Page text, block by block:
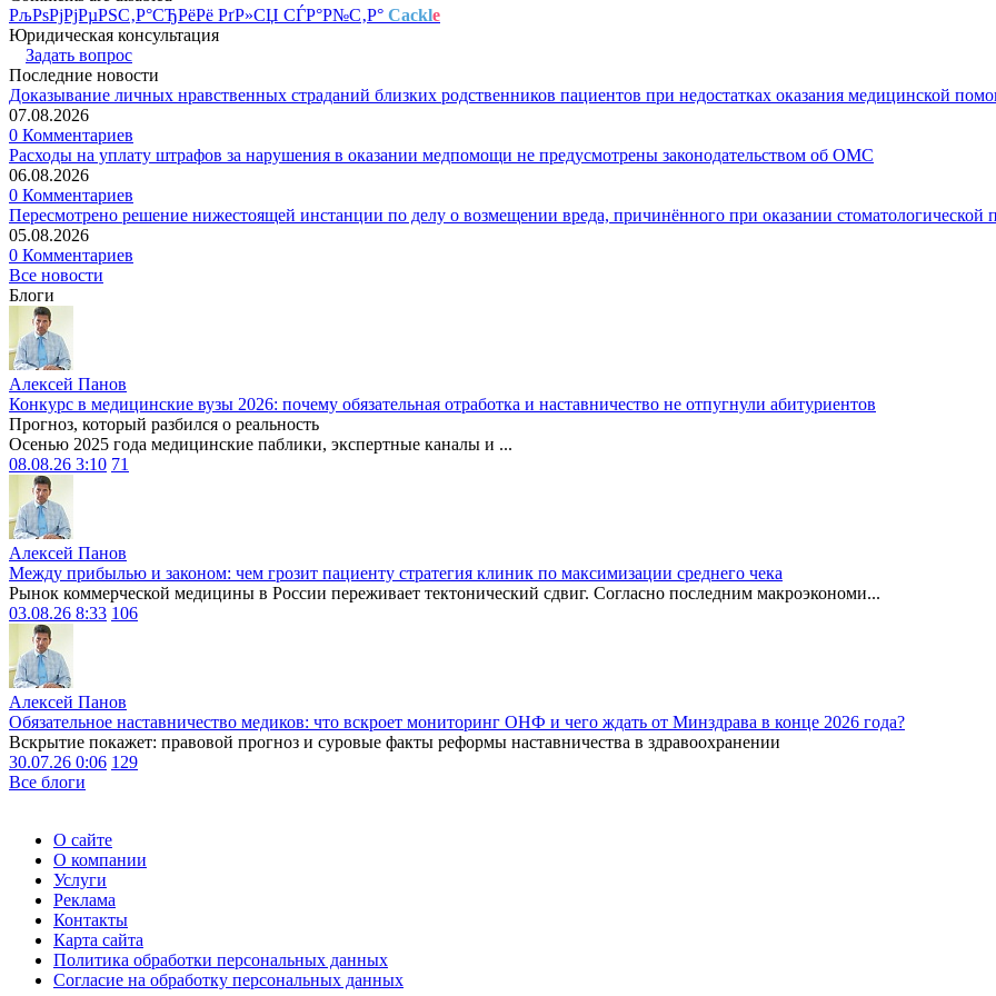
РљРѕРјРјРµРЅС‚Р°СЂРёРё РґР»СЏ СЃР°Р№С‚Р° Cackle
Юридическая консультация
Задать вопрос
Последние новости
Доказывание личных нравственных страданий близких родственников пациентов при недостатках оказания медицинской
07.08.2026
0 Комментариев
Расходы на уплату штрафов за нарушения в оказании медпомощи не предусмотрены законодательством об ОМС
06.08.2026
0 Комментариев
Пересмотрено решение нижестоящей инстанции по делу о возмещении вреда, причинённого при оказании стоматологической
05.08.2026
0 Комментариев
Все новости
Блоги
Алексей Панов
Конкурс в медицинские вузы 2026: почему обязательная отработка и наставничество не отпугнули абитуриентов
Прогноз, который разбился о реальность
Осенью 2025 года медицинские паблики, экспертные каналы и ...
08.08.26 3:10 71
Алексей Панов
Между прибылью и законом: чем грозит пациенту стратегия клиник по максимизации среднего чека
Рынок коммерческой медицины в России переживает тектонический сдвиг. Согласно последним макроэкономи...
03.08.26 8:33 106
Алексей Панов
Обязательное наставничество медиков: что вскроет мониторинг ОНФ и чего ждать от Минздрава в конце 2026 года?
Вскрытие покажет: правовой прогноз и суровые факты реформы наставничества в здравоохранении
30.07.26 0:06 129
Все блоги
О сайте
О компании
Услуги
Реклама
Контакты
Карта сайта
Политика обработки персональных данных
Согласие на обработку персональных данных